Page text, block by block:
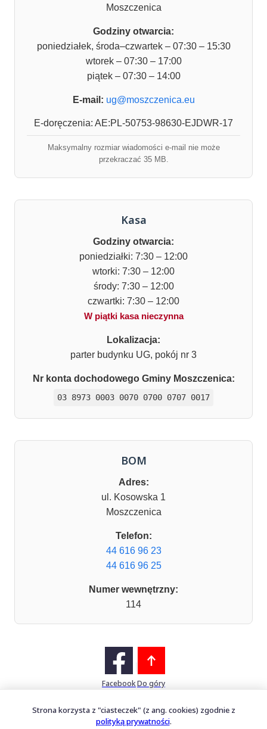
Moszczenica
Godziny otwarcia:
poniedziałek, środa–czwartek – 07:30 – 15:30
wtorek – 07:30 – 17:00
piątek – 07:30 – 14:00
E-mail: ug@moszczenica.eu
E-doręczenia: AE:PL-50753-98630-EJDWR-17
Maksymalny rozmiar wiadomości e-mail nie może
przekraczać 35 MB.
Kasa
Godziny otwarcia:
poniedziałki: 7:30 – 12:00
wtorki: 7:30 – 12:00
środy: 7:30 – 12:00
czwartki: 7:30 – 12:00
W piątki kasa nieczynna
Lokalizacja:
parter budynku UG, pokój nr 3
Nr konta dochodowego Gminy Moszczenica:
03 8973 0003 0070 0700 0707 0017
BOM
Adres:
ul. Kosowska 1
Moszczenica
Telefon:
44 616 96 23
44 616 96 25
Numer wewnętrzny:
114
FacebookDo góry
Strona korzysta z "ciasteczek" (z ang. cookies) zgodnie z
polityką prywatności.